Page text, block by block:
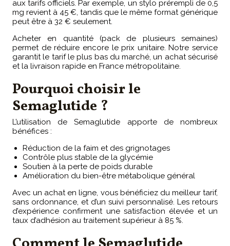
aux tarifs officiels. Par exemple, un stylo prérempli de 0,5
mg revient à 45 €, tandis que le même format générique
peut être à 32 € seulement.
Acheter en quantité (pack de plusieurs semaines)
permet de réduire encore le prix unitaire. Notre service
garantit le tarif le plus bas du marché, un achat sécurisé
et la livraison rapide en France métropolitaine.
Pourquoi choisir le
Semaglutide ?
L’utilisation de Semaglutide apporte de nombreux
bénéfices :
Réduction de la faim et des grignotages
Contrôle plus stable de la glycémie
Soutien à la perte de poids durable
Amélioration du bien-être métabolique général
Avec un achat en ligne, vous bénéficiez du meilleur tarif,
sans ordonnance, et d’un suivi personnalisé. Les retours
d’expérience confirment une satisfaction élevée et un
taux d’adhésion au traitement supérieur à 85 %.